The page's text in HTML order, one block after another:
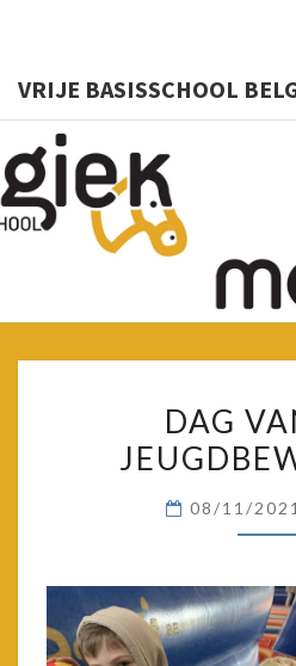
VRIJE BASISSCHOOL
DE
DAG
08/11/2021